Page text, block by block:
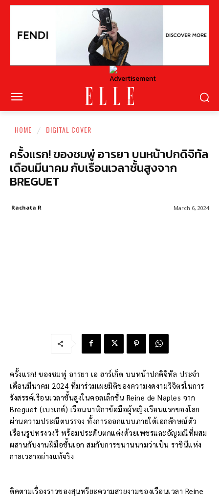
HOME DIGITAL COVER
ครั้งแรก! ของชมพู่ อารยา บนหน้าปกดิจิทัล
เดือนมีนาคม กับเรือนเวลาชั้นสูงจาก
BREGUET
March 6, 2024
Rachata R
ครั้งแรก! ของชมพู่ อารยา เอ ฮาร์เก็ต บนหน้าปกดิจิทัล ประจำ
เดือนมีนาคม 2024 ที่มาร่วมเผยมิติของความงดงามวิจิตรในการ
รังสรรค์เรือนเวลาชั้นสูงในคอลเล็กชั่น Reine de Naples จาก
Breguet (เบรเกต์) เรือนนาฬิกาข้อมือผู้หญิงเรือนแรกของโลก
ผ่านความประณีตบรรจง ทั้งการออกแบบภายใต้เอกลักษณ์ตัว
เรือนรูปทรงวงรี พร้อมประดับตกแต่งด้วยเพชรและอัญมณีที่ผสม
ผสานกับงานฝีมือชั้นเอก สมกับการขนานนามว่าเป็น ราชินีแห่ง
กาลเวลาอย่างแท้จริง
ติดตามเรื่องราวของสุนทรียะความสวยงามของเรือนเวลา Reine